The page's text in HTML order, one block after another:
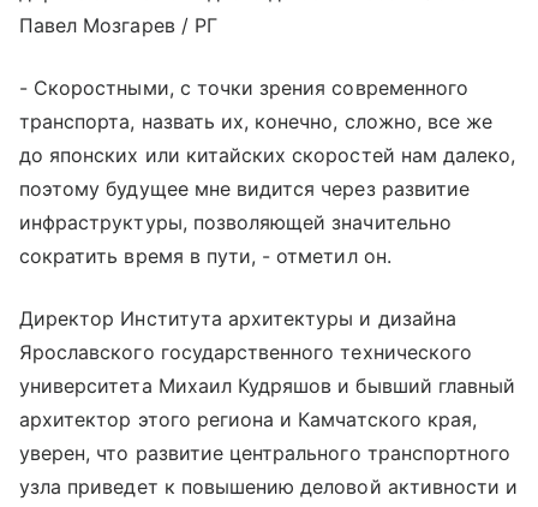
Павел Мозгарев / РГ
- Скоростными, с точки зрения современного
транспорта, назвать их, конечно, сложно, все же
до японских или китайских скоростей нам далеко,
поэтому будущее мне видится через развитие
инфраструктуры, позволяющей значительно
сократить время в пути, - отметил он.
Директор Института архитектуры и дизайна
Ярославского государственного технического
университета Михаил Кудряшов и бывший главный
архитектор этого региона и Камчатского края,
уверен, что развитие центрального транспортного
узла приведет к повышению деловой активности и